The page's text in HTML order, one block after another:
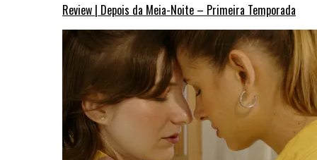
Review | Depois da Meia-Noite – Primeira Temporada